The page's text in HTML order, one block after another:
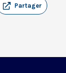
Partager